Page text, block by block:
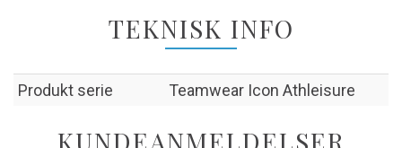
TEKNISK INFO
Produkt serie Teamwear Icon Athleisure
KUNDEANMELDELSER